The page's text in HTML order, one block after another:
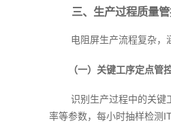
三、生产过程质量
电阻屏生产流程复杂，
（一）关键工序定点管
识别生产过程中的关键
率等参数，每小时抽样检测